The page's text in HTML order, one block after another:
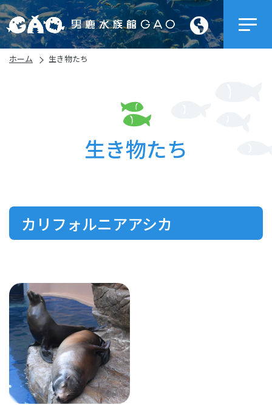
ホーム 生き物たち
生き物たち
カリフォルニアアシカ